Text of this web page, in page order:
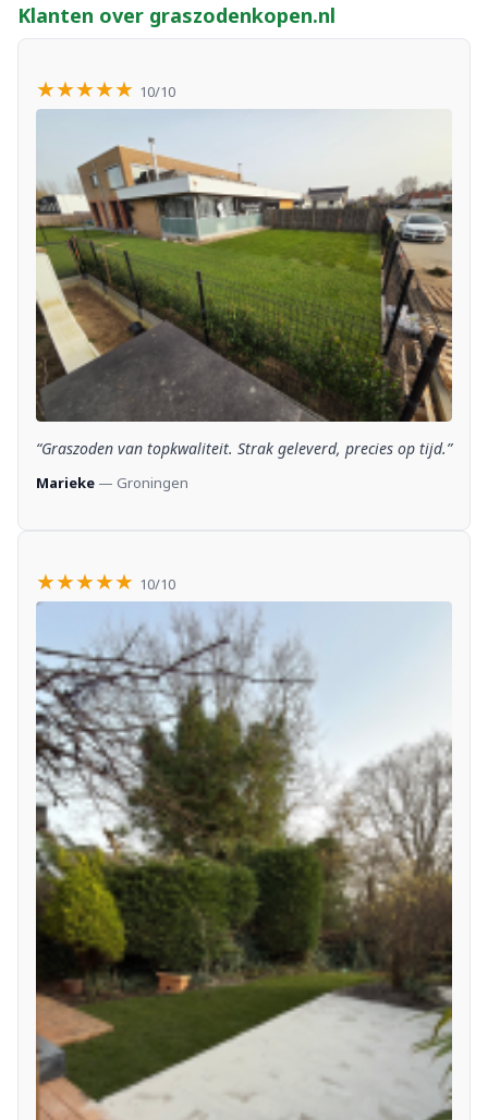
Klanten over graszodenkopen.nl
★★★★★ 10/10
“Graszoden van topkwaliteit. Strak geleverd, precies op tijd.”
Marieke — Groningen
★★★★★ 10/10